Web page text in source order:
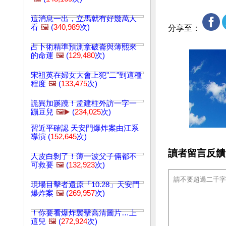
這消息一出，立馬就有好幾萬人
看 🖼️ (340,989次)
占卜術精準預測拿破崙與薄熙來
的命運 🖼️ (129,480次)
宋祖英在婦女大會上犯"二"到這種
程度 🖼️ (133,475次)
詭異加蹊蹺！孟建柱外訪一字一
蹦豆兒 🖼️▶️ (234,025次)
習近平確認 天安門爆炸案由江系
導演 (152,645次)
人皮白剝了！薄一波父子倆都不
可救要 🖼️ (132,923次)
現場目擊者還原「10.28」天安門
爆炸案 🖼️ (269,957次)
！你要看爆炸襲擊高清圖片…上
這兒 🖼️ (272,924次)
分享至：
讀者留言反